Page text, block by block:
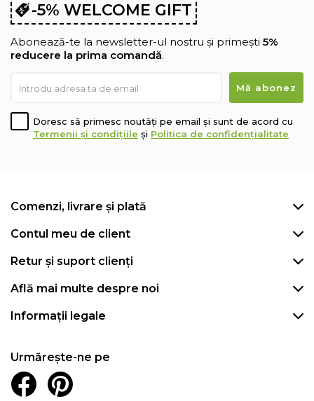
-5% WELCOME GIFT
Abonează-te la newsletter-ul nostru și primești 5%
reducere la prima comandă.
Doresc să primesc noutăți pe email și sunt de acord cu
Termenii și condițiile și Politica de confidențialitate
Comenzi, livrare și plată
Contul meu de client
Retur și suport clienți
Află mai multe despre noi
Informații legale
Urmărește-ne pe